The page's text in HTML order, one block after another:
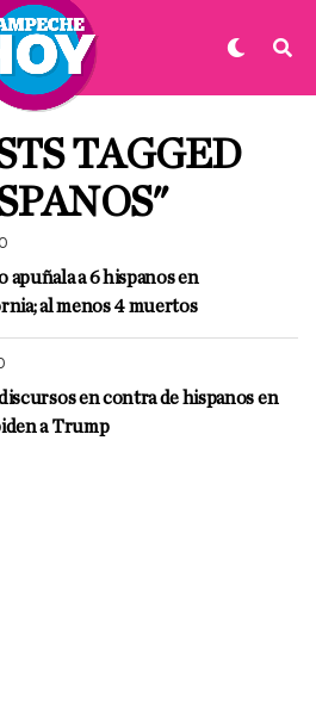
TAGGED
apuñala a 6 hispanos en
al menos 4 muertos
discursos en contra de hispanos en
a Trump